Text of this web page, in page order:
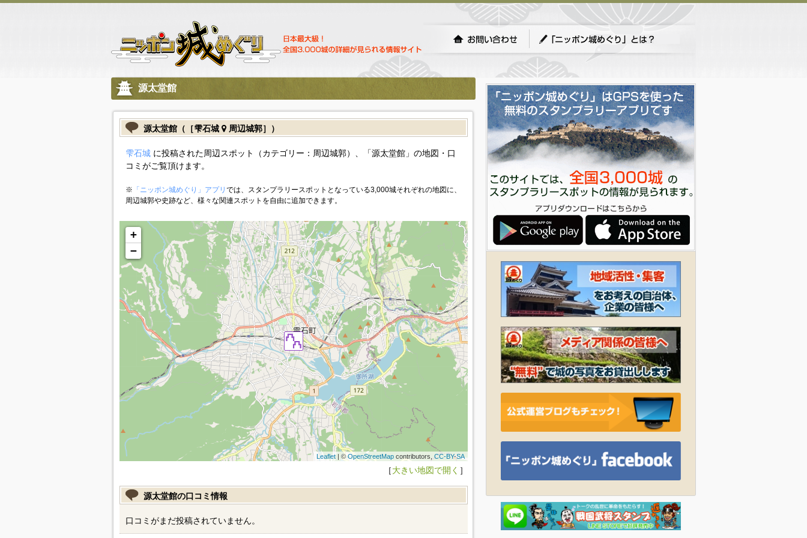
源太堂館
源太堂館（［雫石城 周辺城郭］）
雫石城に投稿された周辺スポット（カテゴリー：周辺城郭）、「源太堂館」の地図・口
コミがご覧頂けます。
※ 「ニッポン城めぐり」アプリ では、スタンプラリースポットとなっている3,000城それぞれの地図に、
周辺城郭や史跡など、様々な関連スポットを自由に追加できます。
+
−
Leaflet| © OpenStreetMapcontributors, CC-BY-SA
［大きい地図で開く ］
源太堂館の口コミ情報
口コミがまだ投稿されていません。